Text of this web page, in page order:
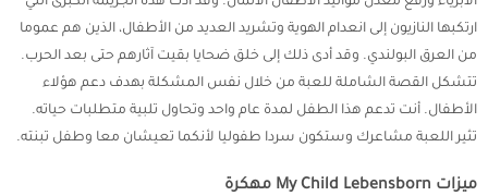
ارتكبها النازيون إلى انعدام الهوية وتشريد العديد من الأطفال، الذين هم عموما
من العرق البولندي. وقد أدى ذلك إلى خلق ضحايا بقيت آثارهم حتى بعد الحرب.
تتشكل القصة الشاملة للعبة من خلال نفس المشكلة بهدف دعم هؤلاء
الأطفال. أنت تدعم هذا الطفل لمدة عام واحد وتحاول تلبية متطلبات حياته.
تثير اللعبة مشاعرك وستكون سردا طفوليا لأنكما تعيشان معا وطفل تبنته.
ميزات My Child Lebensborn مهكرة